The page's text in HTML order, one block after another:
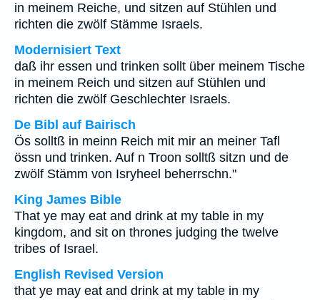
in meinem Reiche, und sitzen auf Stühlen und
richten die zwölf Stämme Israels.
Modernisiert Text
daß ihr essen und trinken sollt über meinem Tische
in meinem Reich und sitzen auf Stühlen und
richten die zwölf Geschlechter Israels.
De Bibl auf Bairisch
Ös solltß in meinn Reich mit mir an meiner Tafl
össn und trinken. Auf n Troon solltß sitzn und de
zwölf Stämm von Isryheel beherrschn."
King James Bible
That ye may eat and drink at my table in my
kingdom, and sit on thrones judging the twelve
tribes of Israel.
English Revised Version
that ye may eat and drink at my table in my